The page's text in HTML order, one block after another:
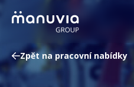
Poradna a články
Pro firmy a
O nás
Zpět na pracovní nabídky